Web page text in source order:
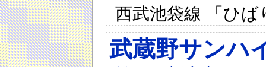
西武池袋線 「ひ
武蔵野サンハ